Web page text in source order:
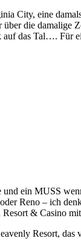
City, eine
über die
das Tal…. Für
und ein MUSS
Reno – ich
& Casino
Resort,